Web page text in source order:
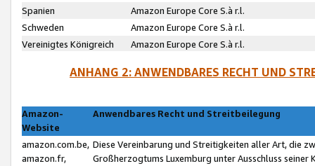
Spanien
Amazon Europe Core S.à r.l.
Schweden
Amazon Europe Core S.à r.l.
Vereinigtes Königreich
Amazon Europe Core S.à r.l.
ANHANG 2: ANWENDBARES RECHT UND
Amazon-
Website
Anwendbares Recht und Streitbeilegung
amazon.com.be,
amazon.fr,
Diese Vereinbarung und Streitigkeiten aller Art, die
Großherzogtums Luxemburg unter Ausschluss